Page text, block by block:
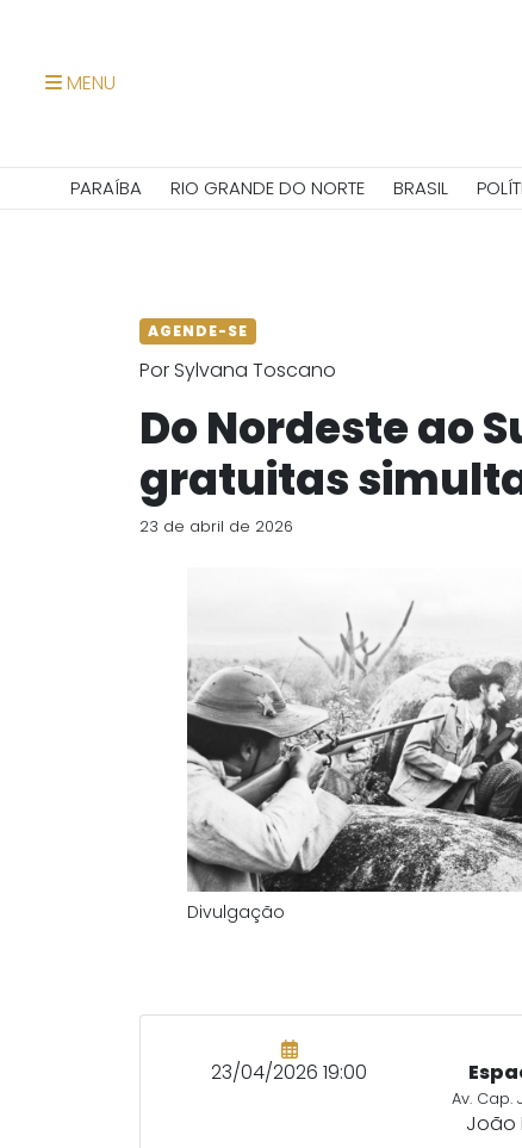
MENU
PARAÍBA RIO GRANDE DO NORTE BRASIL
AGENDE-SE
Por Sylvana Toscano
Do Nordeste ao
gratuitas
23 de abril de 2026
Divulgação
23/04/2026 19:00
Av. Cap.
João